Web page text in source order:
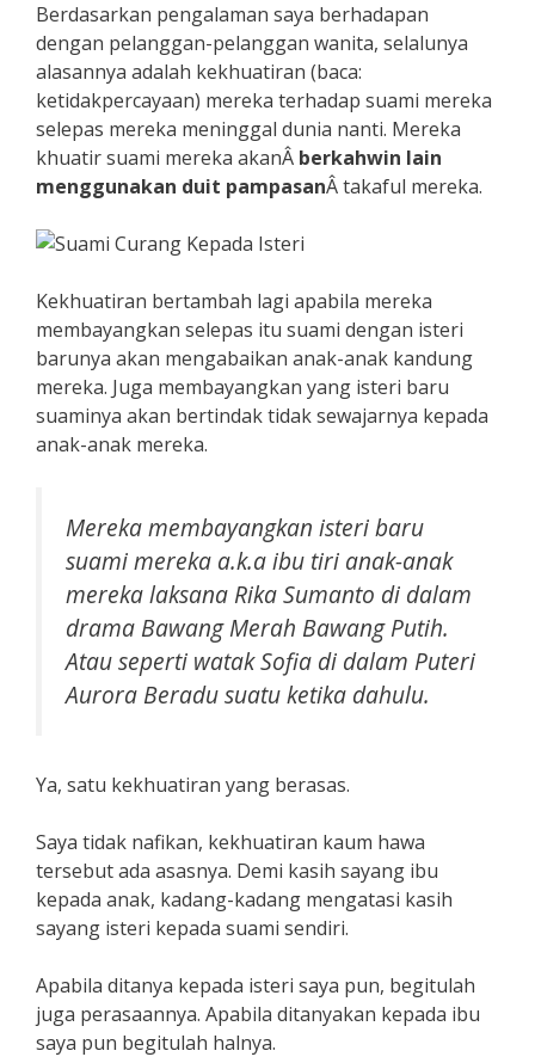
Berdasarkan pengalaman saya berhadapan
dengan pelanggan-pelanggan wanita, selalunya
alasannya adalah kekhuatiran (baca:
ketidakpercayaan) mereka terhadap suami mereka
selepas mereka meninggal dunia nanti. Mereka
khuatir suami mereka akanÂ berkahwin lain
menggunakan duit pampasanÂ takaful mereka.
Kekhuatiran bertambah lagi apabila mereka
membayangkan selepas itu suami dengan isteri
barunya akan mengabaikan anak-anak kandung
mereka. Juga membayangkan yang isteri baru
suaminya akan bertindak tidak sewajarnya kepada
anak-anak mereka.
Mereka membayangkan isteri baru
suami mereka a.k.a ibu tiri anak-anak
mereka laksana Rika Sumanto di dalam
drama Bawang Merah Bawang Putih.
Atau seperti watak Sofia di dalam Puteri
Aurora Beradu suatu ketika dahulu.
Ya, satu kekhuatiran yang berasas.
Saya tidak nafikan, kekhuatiran kaum hawa
tersebut ada asasnya. Demi kasih sayang ibu
kepada anak, kadang-kadang mengatasi kasih
sayang isteri kepada suami sendiri.
Apabila ditanya kepada isteri saya pun, begitulah
juga perasaannya. Apabila ditanyakan kepada ibu
saya pun begitulah halnya.